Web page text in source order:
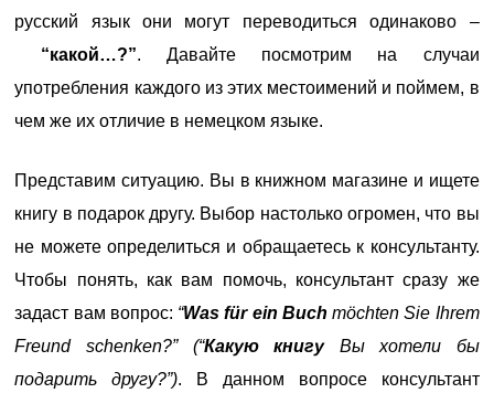
русский язык они могут переводиться одинаково –
“какой…?”. Давайте посмотрим на случаи
употребления каждого из этих местоимений и поймем, в
чем же их отличие в немецком языке.
Представим ситуацию. Вы в книжном магазине и ищете
книгу в подарок другу. Выбор настолько огромен, что вы
не можете определиться и обращаетесь к консультанту.
Чтобы понять, как вам помочь, консультант сразу же
задаст вам вопрос: “Was für ein Buch möchten Sie Ihrem
Freund schenken?”
(“Какую книгуВы хотели бы
подарить другу?”). В данном вопросе консультант